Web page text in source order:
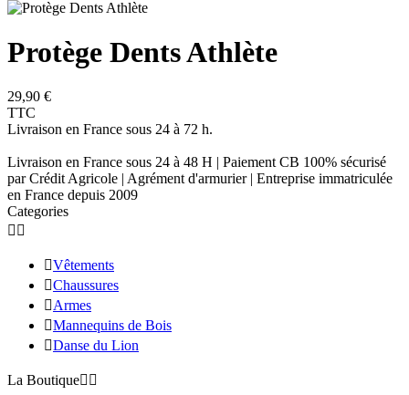
Protège Dents Athlète
29,90 €
TTC
Livraison en France sous 24 à 72 h.
Livraison en France sous 24 à 48 H | Paiement CB 100% sécurisé
par Crédit Agricole | Agrément d'armurier | Entreprise immatriculée
en France depuis 2009
Categories
 
Vêtements
Chaussures
Armes
Mannequins de Bois
Danse du Lion
La Boutique 